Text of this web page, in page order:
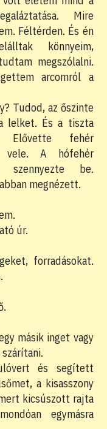
Mire
Féltérden. És én
könnyeim,
megszólalni.
arcomról a
Tudod, az őszinte
lelket. És a tiszta
Elővette fehér
vele. A hófehér
szennyezte be.
megnézett.
úr.
forradásokat.
másik inget vagy
és segített
a kisasszony
kicsúszott rajta
egymásra